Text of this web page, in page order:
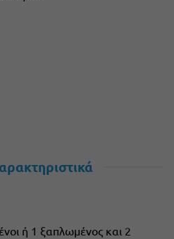
ή 1 ξαπλωμένος και 2